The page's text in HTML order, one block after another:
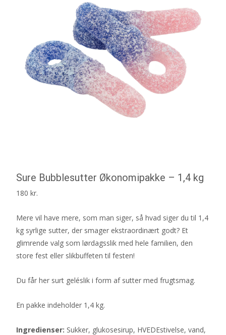
Sure Bubblesutter Økonomipakke – 1,4 kg
180 kr.
Mere vil have mere, som man siger, så hvad siger du til 1,4
kg syrlige sutter, der smager ekstraordinært godt? Et
glimrende valg som lørdagsslik med hele familien, den
store fest eller slikbuffeten til festen!
Du får her surt geléslik i form af sutter med frugtsmag.
En pakke indeholder 1,4 kg.
Ingredienser: Sukker, glukosesirup, HVEDEstivelse, vand,